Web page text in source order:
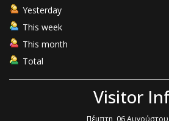
Yesterday
This week
This month
Total
Visitor